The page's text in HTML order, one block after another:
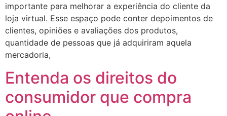
importante para melhorar a experiência do cliente da
loja virtual. Esse espaço pode conter depoimentos de
clientes, opiniões e avaliações dos produtos,
quantidade de pessoas que já adquiriram aquela
mercadoria,
Entenda os direitos do
consumidor que compra